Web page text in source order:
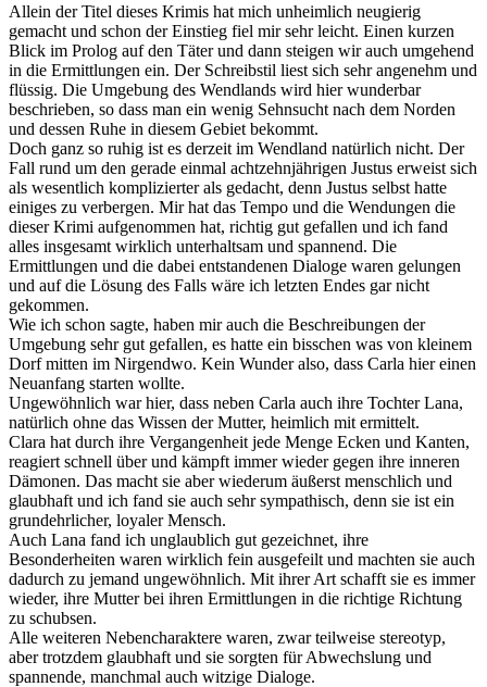
Allein der Titel dieses Krimis hat mich unheimlich neugierig
gemacht und schon der Einstieg fiel mir sehr leicht. Einen kurzen
Blick im Prolog auf den Täter und dann steigen wir auch umgehend
in die Ermittlungen ein. Der Schreibstil liest sich sehr angenehm und
flüssig. Die Umgebung des Wendlands wird hier wunderbar
beschrieben, so dass man ein wenig Sehnsucht nach dem Norden
und dessen Ruhe in diesem Gebiet bekommt.
Doch ganz so ruhig ist es derzeit im Wendland natürlich nicht. Der
Fall rund um den gerade einmal achtzehnjährigen Justus erweist sich
als wesentlich komplizierter als gedacht, denn Justus selbst hatte
einiges zu verbergen. Mir hat das Tempo und die Wendungen die
dieser Krimi aufgenommen hat, richtig gut gefallen und ich fand
alles insgesamt wirklich unterhaltsam und spannend. Die
Ermittlungen und die dabei entstandenen Dialoge waren gelungen
und auf die Lösung des Falls wäre ich letzten Endes gar nicht
gekommen.
Wie ich schon sagte, haben mir auch die Beschreibungen der
Umgebung sehr gut gefallen, es hatte ein bisschen was von kleinem
Dorf mitten im Nirgendwo. Kein Wunder also, dass Carla hier einen
Neuanfang starten wollte.
Ungewöhnlich war hier, dass neben Carla auch ihre Tochter Lana,
natürlich ohne das Wissen der Mutter, heimlich mit ermittelt.
Clara hat durch ihre Vergangenheit jede Menge Ecken und Kanten,
reagiert schnell über und kämpft immer wieder gegen ihre inneren
Dämonen. Das macht sie aber wiederum äußerst menschlich und
glaubhaft und ich fand sie auch sehr sympathisch, denn sie ist ein
grundehrlicher, loyaler Mensch.
Auch Lana fand ich unglaublich gut gezeichnet, ihre
Besonderheiten waren wirklich fein ausgefeilt und machten sie auch
dadurch zu jemand ungewöhnlich. Mit ihrer Art schafft sie es immer
wieder, ihre Mutter bei ihren Ermittlungen in die richtige Richtung
zu schubsen.
Alle weiteren Nebencharaktere waren, zwar teilweise stereotyp,
aber trotzdem glaubhaft und sie sorgten für Abwechslung und
spannende, manchmal auch witzige Dialoge.